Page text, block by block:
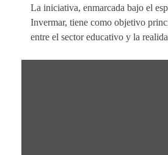
La iniciativa, enmarcada bajo el
Invermar, tiene como objetivo
entre el sector educativo y la